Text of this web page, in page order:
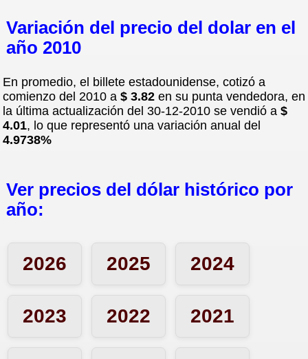
16-12-10
15-12-10
10-12-10
09-12-10
Variación del precio del dolar en el
año 2010
En promedio, el billete estadounidense, cotizó a
comienzo del 2010 a$ 3.82 en su punta vendedora, en
la última actualización del 30-12-2010 se vendió a$
4.01, lo que representó una variación anual del
4.9738%
Ver precios del dólar histórico por
año:
2026 2025 2024
2023 2022 2021